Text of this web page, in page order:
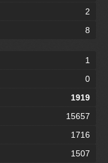
2
8
1
0
1919
15657
1716
1507